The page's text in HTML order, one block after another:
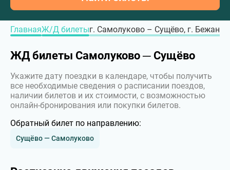
ГлавнаяЖ/Д билетыг. Самолуково – Сущёво, г.
ЖД билеты Самолуково ─ Сущёво
Укажите дату поездки в календаре, чтобы получить
все необходимые сведения о расписании поездов,
наличии билетов и их стоимости, с возможностью
онлайн-бронирования или покупки билетов.
Обратный билет по направлению:
Сущёво — Самолуково